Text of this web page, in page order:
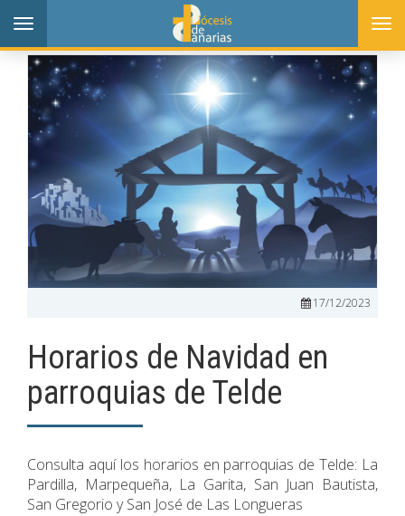
Toggle
navigation
17/12/2023
Horarios de Navidad en
parroquias de Telde
Consulta aquí los horarios en parroquias de Telde: La
Pardilla, Marpequeña, La Garita, San Juan Bautista,
San Gregorio y San José de Las Longueras